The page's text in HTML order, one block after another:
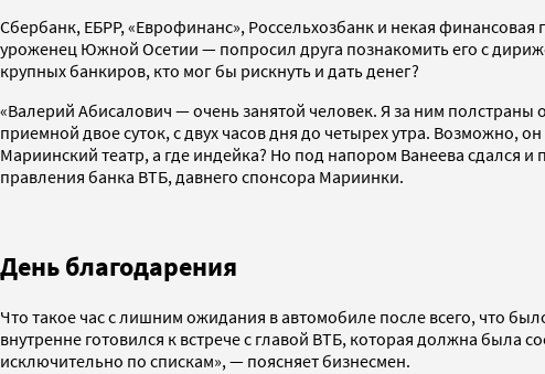
Сбербанк, ЕБРР, «Еврофинанс», Россельхозбанк и некая финансовая
уроженец Южной Осетии — попросил друга познакомить его с
крупных банкиров, кто мог бы рискнуть и дать денег?
«Валерий Абисалович — очень занятой человек. Я за ним полстраны
приемной двое суток, с двух часов дня до четырех утра. Возможно,
Мариинский театр, а где индейка? Но под напором Ванеева сдался
правления банка ВТБ, давнего спонсора Мариинки.
День благодарения
Что такое час с лишним ожидания в автомобиле после всего, что
внутренне готовился к встрече с главой ВТБ, которая должна была
исключительно по спискам», — поясняет бизнесмен.